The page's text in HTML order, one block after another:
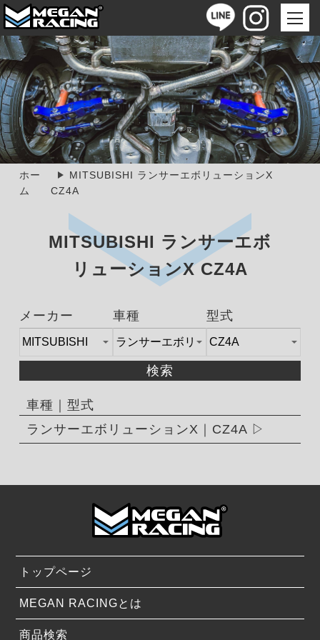
ホー
ム
MITSUBISHI ランサーエボリューションX
CZ4A
MITSUBISHI ランサーエボ
リューションX CZ4A
メーカー 車種 型式
検索
車種｜型式
ランサーエボリューションX｜CZ4A
トップページ
MEGAN RACINGとは
商品検索